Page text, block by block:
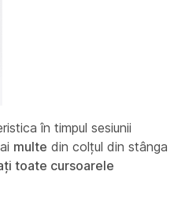
în timpul sesiunii
multe din colțul din stânga
toate cursoarele